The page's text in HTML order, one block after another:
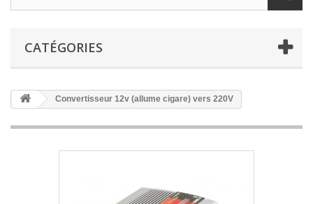
CATÉGORIES
Convertisseur 12v (allume cigare) vers 220V